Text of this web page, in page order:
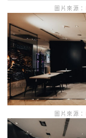
圖片來源：
圖片來源：